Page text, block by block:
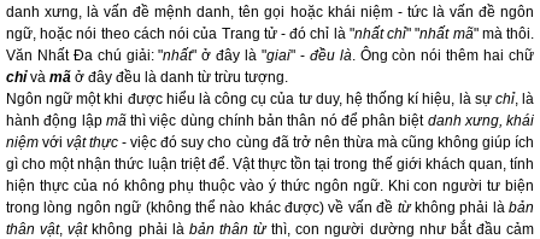
danh xưng, là vấn đề mệnh danh, tên gọi hoặc khái niệm - tức là vấn đề ngôn
ngữ, hoặc nói theo cách nói của Trang tử - đó chỉ là "nhất chỉ" "nhất mã" mà thôi.
Văn Nhất Đa chú giải: "nhất" ở đây là "giai" - đều là. Ông còn nói thêm hai chữ
chỉvà mã ở đây đều là danh từ trừu tượng.
Ngôn ngữ một khi được hiểu là công cụ của tư duy, hệ thống kí hiệu, là sự chỉ, là
hành động lập mã thì việc dùng chính bản thân nó để phân biệt danh xưng, khái
niệm vớivật thực - việc đó suy cho cùng đã trở nên thừa mà cũng không giúp ích
gì cho một nhận thức luận triệt để. Vật thực tồn tại trong thế giới khách quan, tính
hiện thực của nó không phụ thuộc vào ý thức ngôn ngữ. Khi con người tư biện
trong lòng ngôn ngữ (không thể nào khác được) về vấn đề từkhông phải là bản
thân vật,vậtkhông phải là bản thân từthì, con người dường như bắt đầu cảm